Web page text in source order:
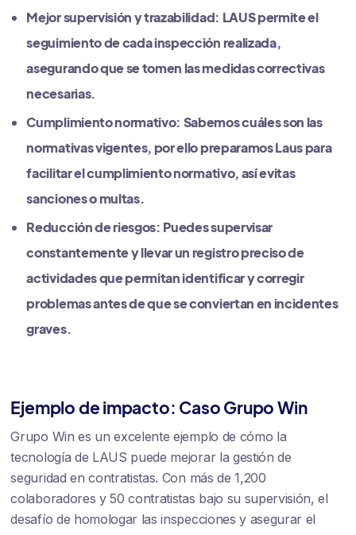
Mejor supervisión y trazabilidad: LAUS permite el
seguimiento de cada inspección realizada,
asegurando que se tomen las medidas correctivas
necesarias.
Cumplimiento normativo: Sabemos cuáles son las
normativas vigentes, por ello preparamos Laus para
facilitar el cumplimiento normativo, así evitas
sanciones o multas.
Reducción de riesgos: Puedes supervisar
constantemente y llevar un registro preciso de
actividades que permitan identificar y corregir
problemas antes de que se conviertan en incidentes
graves.
Ejemplo de impacto: Caso Grupo Win
Grupo Win es un excelente ejemplo de cómo la
tecnología de LAUS puede mejorar la gestión de
seguridad en contratistas. Con más de 1,200
colaboradores y 50 contratistas bajo su supervisión, el
desafío de homologar las inspecciones y asegurar el